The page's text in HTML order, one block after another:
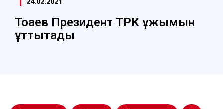
Тоқаев Президент ТРК ұжымын
құттықтады